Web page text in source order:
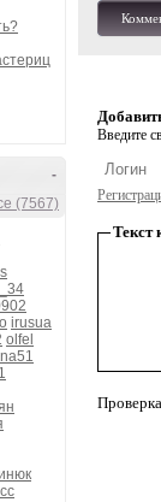
-
(7567)
irusua
olfel
Введите
Текст